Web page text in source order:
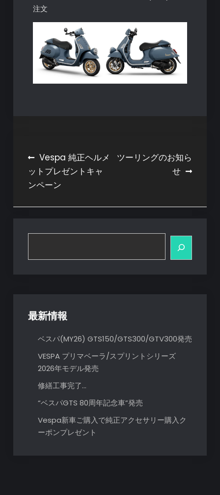
注文
投
稿
ナ
ビ
シ
Vespa 純正ヘルメ
ットプレゼントキャ
ンペーン
ツーリングのお知ら
せ
最新情報
ベスパ(MY26) GTS150/GTS300/GTV300発売
VESPA プリマベーラ/スプリントシリーズ
2026年モデル発売
修繕工事完了…
“ベスパGTS 80周年記念車”発売
Vespa新車ご購入で純正アクセサリー購入ク
ーポンプレゼント